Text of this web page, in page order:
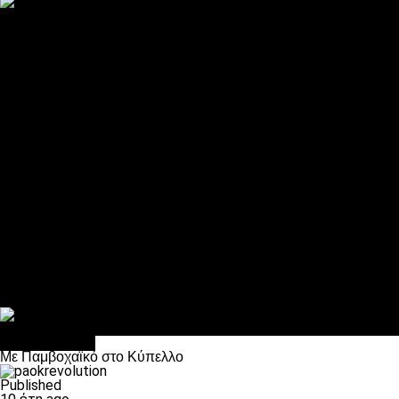
Με Παμβοχαϊκό στο Κύπελλο
Published